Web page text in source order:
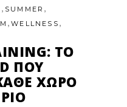
, SUMMER ,
,WELLNESS ,
ΤΟ
ΠΟΥ
ΧΏΡΟ